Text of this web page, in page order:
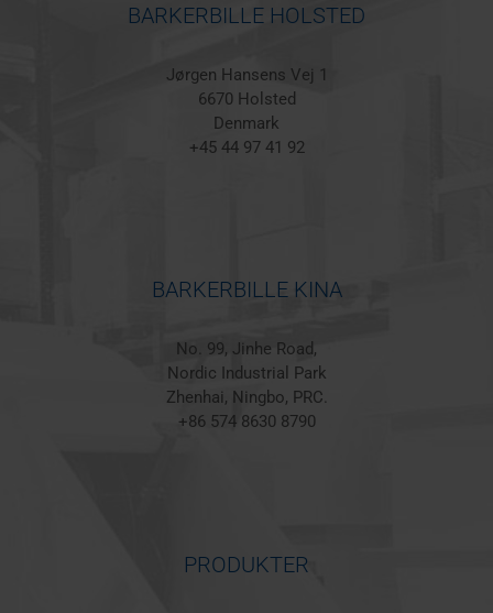
BARKERBILLE HOLSTED
Jørgen Hansens Vej 1
6670 Holsted
Denmark
+45 44 97 41 92
BARKERBILLE KINA
No. 99, Jinhe Road,
Nordic Industrial Park
Zhenhai, Ningbo, PRC.
+86 574 8630 8790
PRODUKTER